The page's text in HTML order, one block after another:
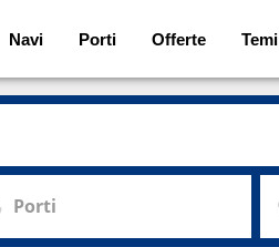
Navi Porti Offerte Temi
Porti